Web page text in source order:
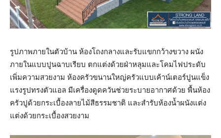
รูปภาพภายในตัวบ้าน ห้องโถงกลางและรับแขกกว้างขวาง ผนัง
ภายในแบบปูนฉาบเรียบ ตกแต่งด้วยฝ่าหลุมและโคมไฟประดับ
เพิ่มความสวยงาม ห้องครัวขนานใหญ่ครัวแบบเค้าน์เตอร์ปูนแข็ง
แรงรูปทรงตัวแอล มีเครื่องดูดควันช่วยระบายอากาศด้วย พื้นห้อง
ครัวปูด้วยกระเบื้องลายไม้สีธรรมชาติ และสำรับห้องน้ำผนังแต่ง
แต่งด้วยกระเบื้องสวยงาม